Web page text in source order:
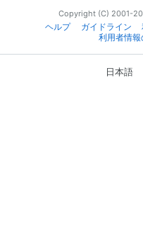
Copyright (C) 2001-
ヘルプ
ガイドライン
利用者情報
日本語